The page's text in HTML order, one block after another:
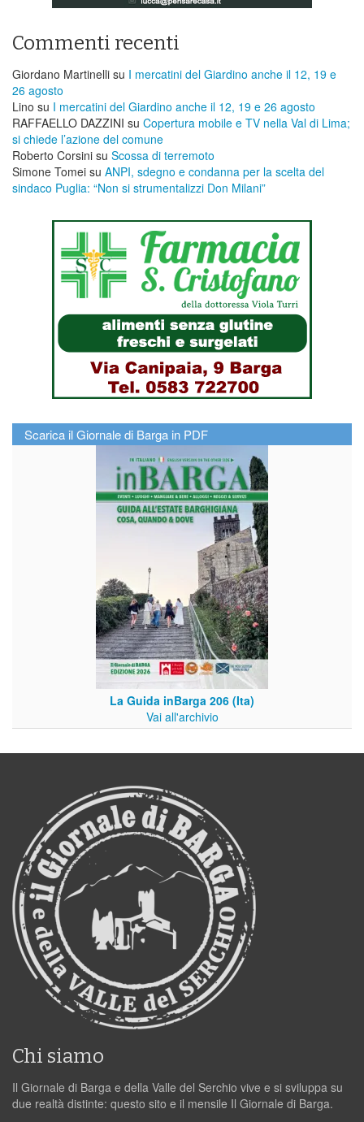
Commenti recenti
Giordano Martinelli su I mercatini del Giardino anche il 12, 19 e
26 agosto
Lino su I mercatini del Giardino anche il 12, 19 e 26 agosto
RAFFAELLO DAZZINI su ​Copertura mobile e TV nella Val di Lima;
si chiede l’azione del comune
Roberto Corsini su Scossa di terremoto
Simone Tomei su ANPI, sdegno e condanna per la scelta del
sindaco Puglia: “Non si strumentalizzi Don Milani”
Scarica il Giornale di Barga in PDF
La Guida inBarga 206 (Ita)
Vai all'archivio
Chi siamo
Il Giornale di Barga e della Valle del Serchio vive e si sviluppa su
due realtà distinte: questo sito e il mensile Il Giornale di Barga.